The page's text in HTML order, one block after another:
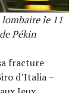
lombaire le 11
Pékin
fracture
d’Italia –